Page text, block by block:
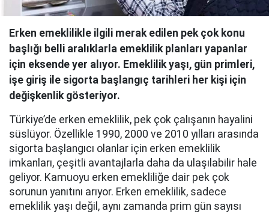
Erken emeklilikle ilgili merak edilen pek çok konu
başlığı belli aralıklarla emeklilik planları yapanlar
için eksende yer alıyor. Emeklilik yaşı, gün primleri,
işe giriş ile sigorta başlangıç tarihleri her kişi için
değişkenlik gösteriyor.
Türkiye’de erken emeklilik, pek çok çalışanın hayalini
süslüyor. Özellikle 1990, 2000 ve 2010 yılları arasında
sigorta başlangıcı olanlar için erken emeklilik
imkanları, çeşitli avantajlarla daha da ulaşılabilir hale
geliyor. Kamuoyu erken emekliliğe dair pek çok
sorunun yanıtını arıyor. Erken emeklilik, sadece
emeklilik yaşı değil, aynı zamanda prim gün sayısı